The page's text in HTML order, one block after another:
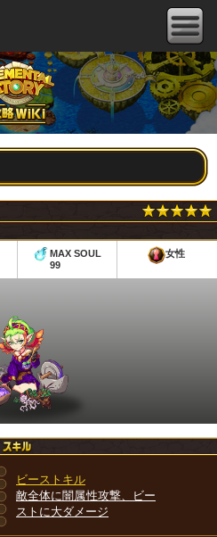
MAX SOUL
99
女性
ビーストキル
敵全体に闇属性攻撃、ビー
ストに大ダメージ